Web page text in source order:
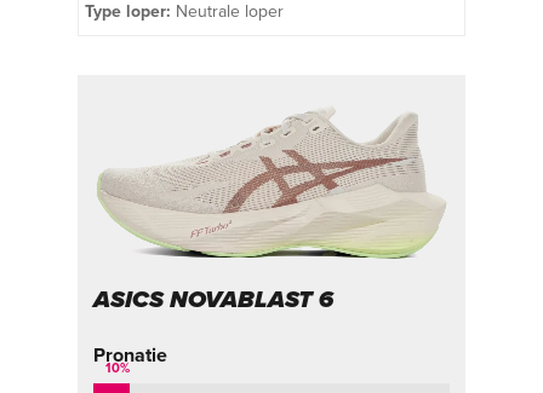
Type loper: Neutrale loper
ASICS NOVABLAST 6
Pronatie
10%